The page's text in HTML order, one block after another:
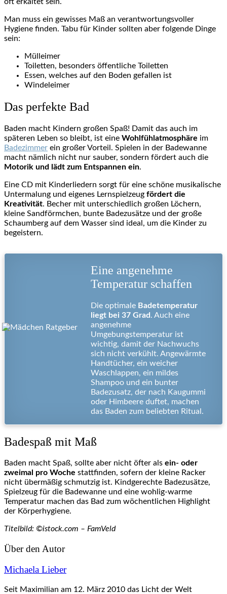
Man muss ein gewisses Maß an verantwortungsvoller
Hygiene finden. Tabu für Kinder sollten aber folgende Dinge
sein:
Mülleimer
Toiletten, besonders öffentliche Toiletten
Essen, welches auf den Boden gefallen ist
Windeleimer
Das perfekte Bad
Baden macht Kindern großen Spaß! Damit das auch im
späteren Leben so bleibt, ist eine Wohlfühlatmosphäre im
Badezimmer ein großer Vorteil. Spielen in der Badewanne
macht nämlich nicht nur sauber, sondern fördert auch die
Motorik und lädt zum Entspannen ein.
Eine CD mit Kinderliedern sorgt für eine schöne musikalische
Untermalung und eigenes Lernspielzeug fördert die
Kreativität. Becher mit unterschiedlich großen Löchern,
kleine Sandförmchen, bunte Badezusätze und der große
Schaumberg auf dem Wasser sind ideal, um die Kinder zu
begeistern.
Eine angenehme
Temperatur schaffen
Die optimale Badetemperatur
liegt bei 37 Grad. Auch eine
angenehme
Umgebungstemperatur ist
wichtig, damit der Nachwuchs
sich nicht verkühlt. Angewärmte
Handtücher, ein weicher
Waschlappen, ein mildes
Shampoo und ein bunter
Badezusatz, der nach Kaugummi
oder Himbeere duftet, machen
das Baden zum beliebten Ritual.
Badespaß mit Maß
Baden macht Spaß, sollte aber nicht öfter als ein- oder
zweimal pro Woche stattfinden, sofern der kleine Racker
nicht übermäßig schmutzig ist. Kindgerechte Badezusätze,
Spielzeug für die Badewanne und eine wohlig-warme
Temperatur machen das Bad zum wöchentlichen Highlight
der Körperhygiene.
Titelbild: ©istock.com – FamVeld
Über den Autor
Michaela Lieber
Seit Maximilian am 12. März 2010 das Licht der Welt